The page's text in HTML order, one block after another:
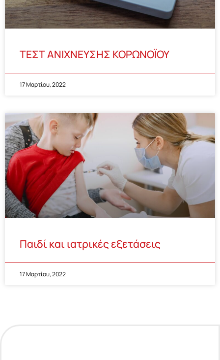
ΤΕΣΤ ΑΝΙΧΝΕΥΣΗΣ ΚΟΡΩΝΟΪΟΥ
17 Μαρτίου, 2022
Παιδί και ιατρικές εξετάσεις
17 Μαρτίου, 2022